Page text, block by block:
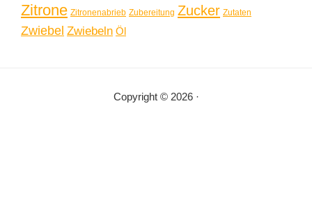
Zitrone Zitronenabrieb Zubereitung Zucker Zutaten
Zwiebel Zwiebeln Öl
Copyright © 2026 ·